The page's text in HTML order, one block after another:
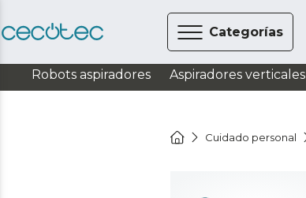
Categorías
Robots aspiradores Aspiradores verticales
Cuidado personal